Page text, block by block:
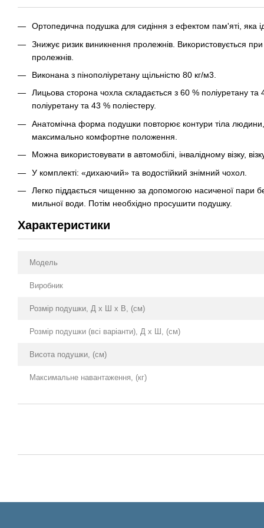
Ортопедична подушка для сидіння з ефектом пам'яті, яка
Знижує ризик виникнення пролежнів. Використовується
пролежнів.
Виконана з пінополіуретану щільністю 80 кг/м3.
Лицьова сторона чохла складається з 60 % поліуретану
поліуретану та 43 % поліестеру.
Анатомічна форма подушки повторює контури тіла
максимально комфортне положення.
Можна використовувати в автомобілі, інвалідному візку,
У комплекті: «дихаючий» та водостійкий знімний чохол.
Легко піддається чищенню за допомогою насиченої пари
мильної води. Потім необхідно просушити подушку.
Характеристики
Модель
Виробник
Розмір подушки, Д х Ш х В, (см)
Розмір подушки (всі варіанти), Д х Ш, (см)
Висота подушки, (см)
Максимальне навантаження, (кг)